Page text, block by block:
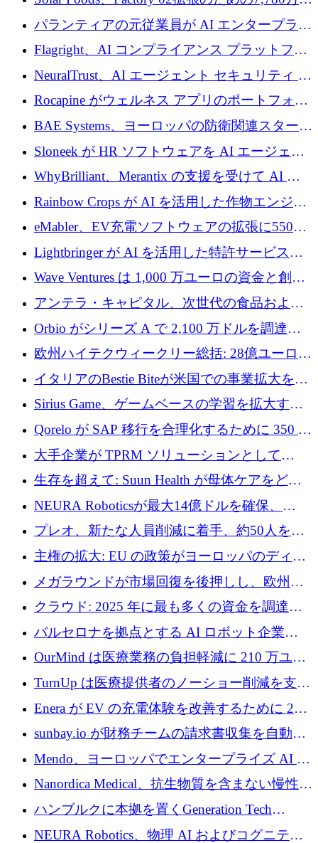
ーロの資金調達パッケージを獲得
パランティアの元従業員が AI エンタープライ
ズ スタートアップの Conduct に 6,000 万ドル
を調達
Flagright、AI コンプライアンス プラットフォ
ームを拡張するためにシリーズ A で 1,250 万
ドルを確保
NeuralTrust、AI エージェント セキュリティ プ
ラットフォームの拡張に 2,000 万ドルを調達
Rocapine がウェルネス アプリのポートフォリ
オを拡大するためにシリーズ A で 1,300 万ド
ルを調達
BAE Systems、ヨーロッパの防衛関連スタート
アップの規模拡大を支援するために 5,000 万
ユーロの支援を開始
Sloneek が HR ソフトウェアを AI エージェン
トに変えるために 600 万ドルを調達
WhyBrilliant、Merantix の支援を受けて AI 求
人マッチングを拡大するために 100 万ユーロ
Rainbow Crops が AI を活用した作物エンジニ
アリングを拡張するために 970 万ユーロを調
eMabler、EV充電ソフトウェアの拡張に550万
ユーロを確保
Lightbringer が AI を活用した特許サービスを
拡大するために 1,000 万ドルを調達
Wave Ventures は 1,000 万ユーロの資金と創設
者補助金で 10 周年を迎える
アンテラ・キャピタル、次世代の食品および
アグリテクノロジーのイノベーションを支援
するファンド III の初回クローズ額が 1 億ドル
に到達
Orbio がシリーズ A で 2,100 万ドルを調達、
AI 労働力管理を世界の最前線の労働者に提供
欧州ハイテクウィークリー総括: 28億ユーロの
取引と5月のハイライト
イタリアのBestie Biteが米国での事業拡大を加
速するために150万ユーロを調達
Sirius Game、ゲームベースの学習を拡大する
ために 130 万ユーロの資金調達を完了
Qorelo が SAP 移行を合理化するために 350 万
ドルを調達
大手企業が TPRM ソリューションとして
Vanta を選択する理由
生存を超えて: Suun Health が母体ケアをどの
ように再考しているか
NEURA Roboticsが最大14億ドルを確保、
Bending Spoonsが米国IPOを申請、英国首相が
4億ポンドのチップ計画を発表
プレオ、新たな人員削減に着手、約50人を解
雇
主権の拡大: EU の政策がヨーロッパのディー
プテック戦略をどのように再構築しているか
メガラウンドが市場回復を後押しし、欧州の
ハイテク資金調達は5月に105億ユーロに回復
クラウド: 2025 年に最も多くの資金を調達し
た 10 社
バルセロナを拠点とする AI ロボット企業
Theker が 8,500 万ドルを調達
OurMind は医療業務の負担軽減に 210 万ユー
ロを寄付
TurnUp は医療提供者のノーショー削減を支援
するために 200 万ユーロを調達
Enera が EV の充電体験を改善するために 200
万ドルを調達
sunbay.io が財務チームの請求書収集を自動化
するために 55 万ユーロを調達
Mendo、ヨーロッパでエンタープライズ AI 導
入を拡大するために 1,200 万ユーロを確保
Nanordica Medical、抗生物質を含まない慢性創
傷治療薬を市場に投入するために 160 万ユー
ロを調達
ハンブルクに本拠を置くGeneration Tech
Partnersが5,000万ユーロのAIロールアップファ
NEURA Robotics、物理 AI およびコグニティ